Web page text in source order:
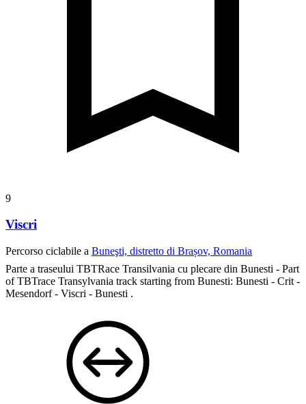
9
Viscri
Percorso ciclabile a Buneşti, distretto di Brașov, Romania
Parte a traseului TBTRace Transilvania cu plecare din Bunesti - Part
of TBTrace Transylvania track starting from Bunesti: Bunesti - Crit -
Mesendorf - Viscri - Bunesti .